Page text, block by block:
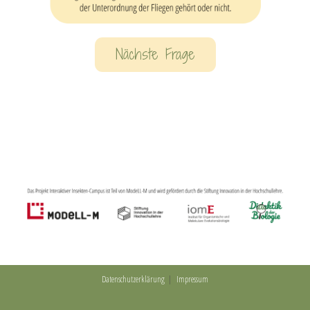
Nächste Frage
Datenschutzerklärung Impressum